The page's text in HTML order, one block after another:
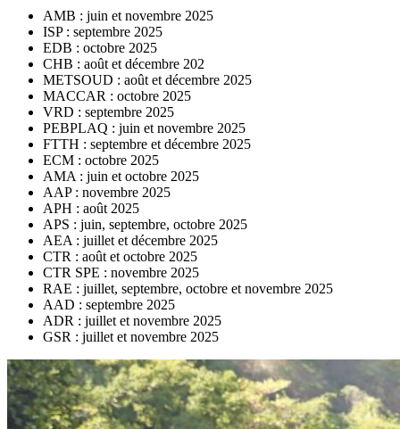
AMB : juin et novembre 2025
ISP : septembre 2025
EDB : octobre 2025
CHB : août et décembre 202
METSOUD : août et décembre 2025
MACCAR : octobre 2025
VRD : septembre 2025
PEBPLAQ : juin et novembre 2025
FTTH : septembre et décembre 2025
ECM : octobre 2025
AMA : juin et octobre 2025
AAP : novembre 2025
APH : août 2025
APS : juin, septembre, octobre 2025
AEA : juillet et décembre 2025
CTR : août et octobre 2025
CTR SPE : novembre 2025
RAE : juillet, septembre, octobre et novembre 2025
AAD : septembre 2025
ADR : juillet et novembre 2025
GSR : juillet et novembre 2025